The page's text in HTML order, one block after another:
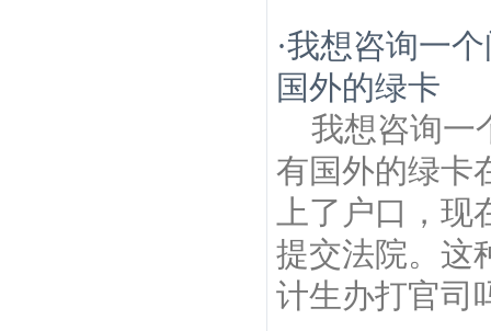
·我想咨询一
国外的绿卡
我想咨询一
有国外的绿卡
上了户口，
提交法院。这
计生办打官司